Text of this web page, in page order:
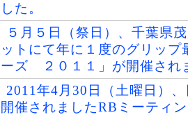
した。
５月５日（祭日）、千葉県
ットにて年に１度のグリッ
ーズ ２０１１」が開催され
2011年4月30日（土曜日）
開催されましたRBミーティ